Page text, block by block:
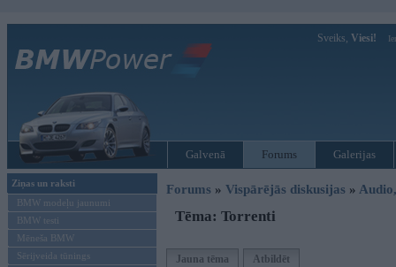
Sveiks, Viesi!
Galvenā Forums Galerijas
Ziņas un raksti
BMW modeļu jaunumi
BMW testi
Mēneša BMW
Sērijveida tūnings
Forums » Vispārējās diskusijas »
Tēma: Torrenti
Jauna tēma Atbildēt